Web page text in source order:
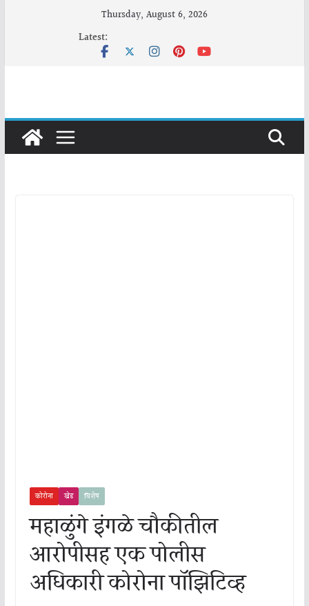
Thursday, August 6, 2026
Latest:
कोरोना खेड विशेष
महाळुंगे इंगळे चौकीतील
आरोपीसह एक पोलीस
अधिकारी कोरोना पॉझिटिव्ह